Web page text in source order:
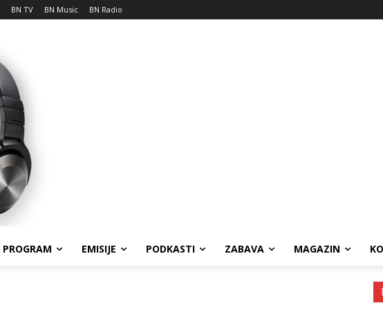
BN TV BN Music BN Radio
PROGRAM EMISIJE PODKASTI ZABAVA MAGAZIN